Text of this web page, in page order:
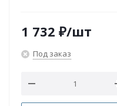
1 732 ₽/шт
Под заказ